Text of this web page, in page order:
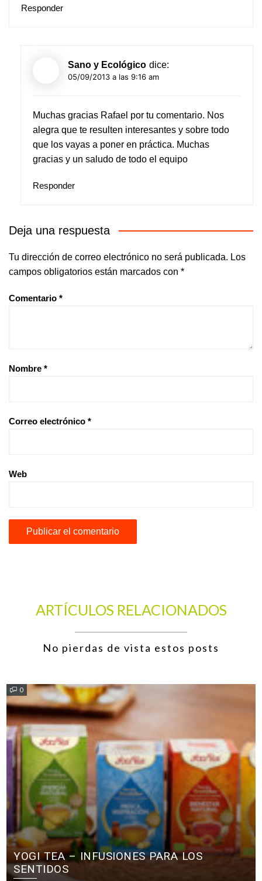
Responder
Sano y Ecológico dice:
05/09/2013 a las 9:16 am
Muchas gracias Rafael por tu comentario. Nos
alegra que te resulten interesantes y sobre todo
que los vayas a poner en práctica. Muchas
gracias y un saludo de todo el equipo
Responder
Deja una respuesta
Tu dirección de correo electrónico no será publicada. Los
campos obligatorios están marcados con *
Comentario *
Nombre *
Correo electrónico *
Web
ARTÍCULOS RELACIONADOS
No pierdas de vista estos posts
0
YOGI TEA – INFUSIONES PARA LOS
SENTIDOS